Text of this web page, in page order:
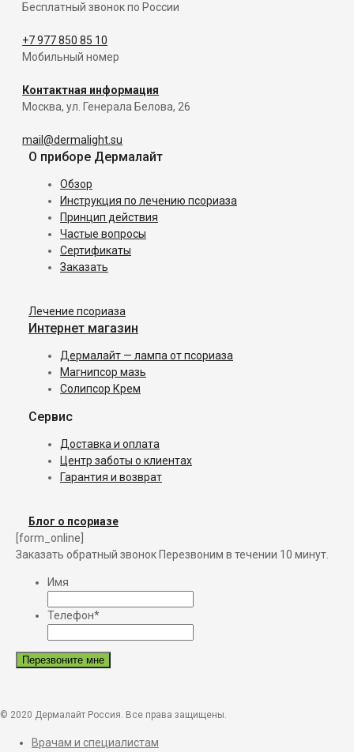
Бесплатный звонок по России
+7 977 850 85 10
Мобильный номер
Контактная информация
Москва, ул. Генерала Белова, 26
mail@dermalight.su
О приборе Дермалайт
Обзор
Инструкция по лечению псориаза
Принцип действия
Частые вопросы
Сертификаты
Заказать
Лечение псориаза
Интернет магазин
Дермалайт — лампа от псориаза
Магнипсор мазь
Солипсор Крем
Сервис
Доставка и оплата
Центр заботы о клиентах
Гарантия и возврат
Блог о псориазе
[form_online]
Заказать обратный звонок Перезвоним в течении 10 минут.
Имя
Телефон*
© 2020 Дермалайт Россия. Все права защищены.
Врачам и специалистам